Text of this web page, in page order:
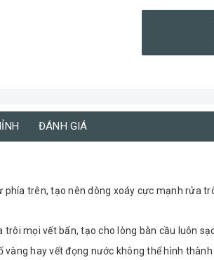
ĐÁNH GIÁ
trên, tạo nên dòng xoáy cực mạnh rửa
trôi mọi vết bẩn, tạo cho lòng bàn cầu luôn
vàng hay vết đọng nước không thể hình